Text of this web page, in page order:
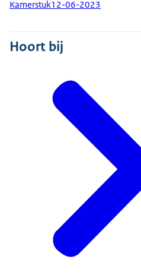
Kamerstuk12-06-2023
Hoort bij